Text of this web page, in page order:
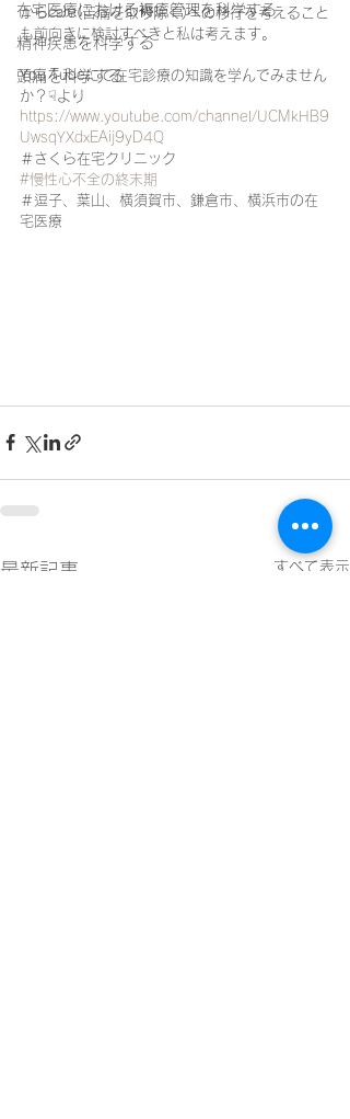
在宅医療における褥瘡管理を科学する
精神疾患を科学する
頭痛を科学する
からcare(苦痛を取り除く)への移行を考えること
も前向きに検討すべきと私は考えます。
You Tubeにて在宅診療の知識を学んでみません
か？☟より
https://www.youtube.com/channel/UCMkHB9
UwsqYXdxEAij9yD4Q
＃さくら在宅クリニック
#慢性心不全の終末期
＃逗子、葉山、横須賀市、鎌倉市、横浜市の在
宅医療
最新記事 すべて表示